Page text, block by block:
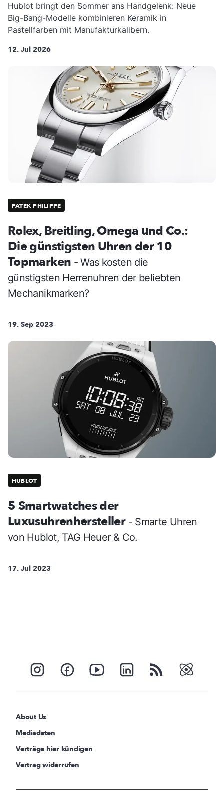
Hublot bringt den Sommer ans Handgelenk: Neue
Big-Bang-Modelle kombinieren Keramik in
Pastellfarben mit Manufakturkalibern.
12. Jul 2026
PATEK PHILIPPE
Rolex, Breitling, Omega und Co.:
Die günstigsten Uhren der 10
Topmarken - Was kosten die
günstigsten Herrenuhren der beliebten
Mechanikmarken?
19. Sep 2023
HUBLOT
5 Smartwatches der
Luxusuhrenhersteller - Smarte Uhren
von Hublot, TAG Heuer & Co.
17. Jul 2023
About Us
Mediadaten
Verträge hier kündigen
Vertrag widerrufen